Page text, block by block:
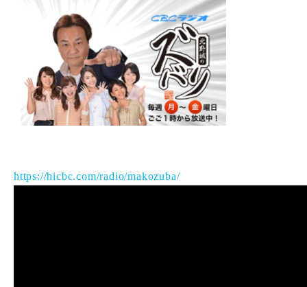
https://hicbc.com/radio/makozuba/